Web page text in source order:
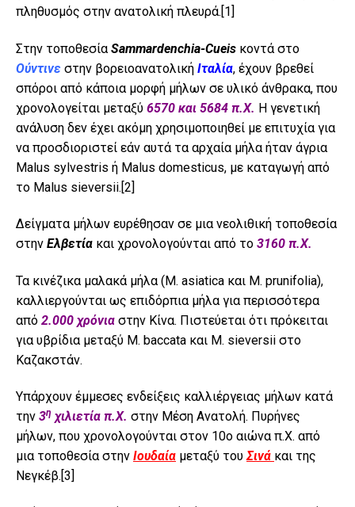
πληθυσμός στην ανατολική πλευρά.[1]
Στην τοποθεσία Sammardenchia-Cueis κοντά στο
Ούντινε στην βορειοανατολική Ιταλία, έχουν βρεθεί
σπόροι από κάποια μορφή μήλων σε υλικό άνθρακα, που
χρονολογείται μεταξύ 6570 και 5684 π.Χ. Η γενετική
ανάλυση δεν έχει ακόμη χρησιμοποιηθεί με επιτυχία για
να προσδιοριστεί εάν αυτά τα αρχαία μήλα ήταν άγρια ​​
Malus sylvestris ή Malus domesticus, με καταγωγή από
το Malus sieversii.[2]
Δείγματα μήλων ευρέθησαν σε μια νεολιθική τοποθεσία
στην Ελβετία και χρονολογούνται από το 3160 π.Χ.
Τα κινέζικα μαλακά μήλα (M. asiatica και M. prunifolia),
καλλιεργούνται ως επιδόρπια μήλα για περισσότερα
από 2.000 χρόνια στην Κίνα. Πιστεύεται ότι πρόκειται
για υβρίδια μεταξύ M. baccata και M. sieversii στο
Καζακστάν.
Υπάρχουν έμμεσες ενδείξεις καλλιέργειας μήλων κατά
την 3η χιλιετία π.Χ. στην Μέση Ανατολή. Πυρήνες
μήλων, που χρονολογούνται στον 10ο αιώνα π.Χ. από
μια τοποθεσία στην Ιουδαία μεταξύ τουΣινά και της
Νεγκέβ. [3]